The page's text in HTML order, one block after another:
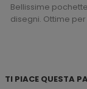
Bellissime
disegni. Ottime
TI PIACE QUESTA